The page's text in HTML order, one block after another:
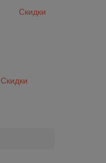
Скидки
Скидки